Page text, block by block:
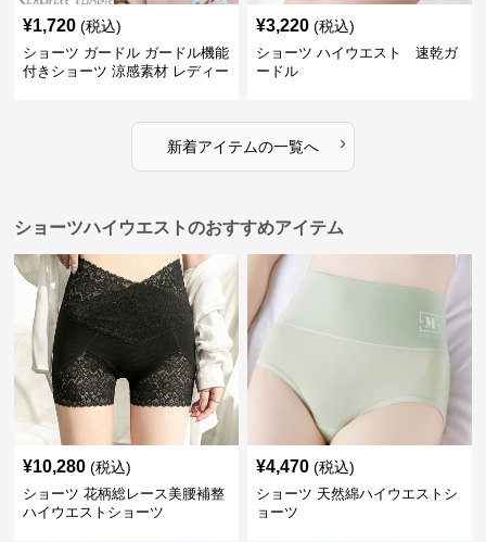
¥1,720 (税込)
ショーツ ガードル ガードル機能
付きショーツ 涼感素材 レディー
¥3,220 (税込)
ショーツ ハイウエスト 速乾ガ
ードル
新着アイテムの一覧へ ›
ショーツハイウエストのおすすめアイテム
¥10,280 (税込)
ショーツ 花柄総レース美腰補整
ハイウエストショーツ
¥4,470 (税込)
ショーツ 天然綿ハイウエストシ
ョーツ